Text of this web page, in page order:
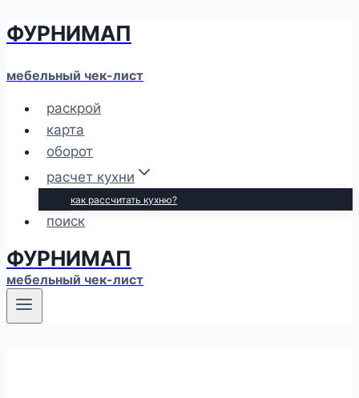
Перейти
содержимому
ФУРНИМАП
мебельный чек-лист
раскрой
карта
оборот
расчет кухни
как рассчитать кухню?
поиск
ФУРНИМАП
мебельный чек-лист